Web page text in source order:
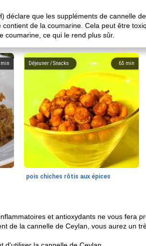
déclare que les suppléments de cannelle
de la coumarine. Cela peut être
coumarine, ce qui le rend plus sûr.
min 65 min
Déjeuner / Snacks
pois chiches rôtis aux épices
et antioxydants ne vous fera
de la cannelle de Ceylan, vous aurez un